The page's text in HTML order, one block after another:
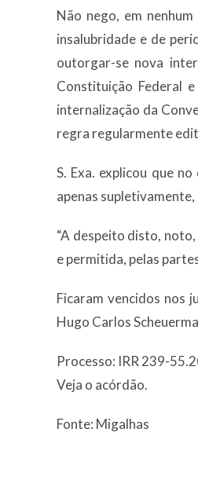
Não nego, em
insalubridade e de
outorgar-se nova
Constituição Federal
internalização da
regra regularmente
S. Exa. explicou que
apenas
“A despeito disto,
e permitida, pelas
Ficaram vencidos nos
Hugo Carlos
Processo: IRR 239-
Veja o acórdão.
Fonte: Migalhas